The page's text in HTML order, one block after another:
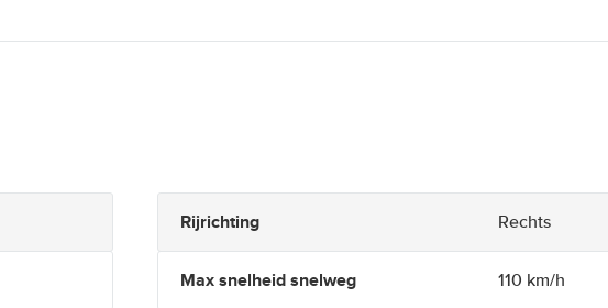
Rijrichting Rechts
Max snelheid snelweg 110 km/h